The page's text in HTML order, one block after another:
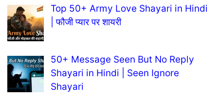
Top 50+ Army Love Shayari in Hindi
| फौजी प्यार पर शायरी
50+ Message Seen But No Reply
Shayari in Hindi | Seen Ignore
Shayari